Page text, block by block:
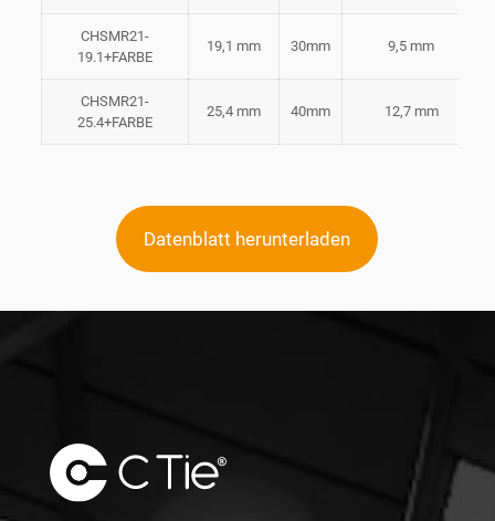
CHSMR21-
19.1+FARBE
19,1 mm 30mm 9,5 mm
CHSMR21-
25.4+FARBE
25,4 mm 40mm 12,7 mm
Datenblatt herunterladen